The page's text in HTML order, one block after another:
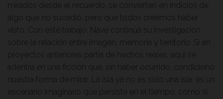
mirados desde el recuerdo, se convierten en indicios de
algo que no sucedió, pero que todos creemos haber
visto. Con este trabajo, Nave continúa su investigación
sobre la relación entre imagen, memoria y territorio. Si en
proyectos anteriores partía de hechos reales, aquí se
adentra en una ficción que, sin haber ocurrido, condicionó
nuestra forma de mirar. La isla ya no es solo una isla: es un
escenario imaginario que persiste en el tiempo, como si